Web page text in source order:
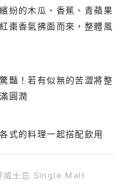
紛的木瓜、香蕉、青蘋果
棗香氣拂面而來，整體風
豔！若有似無的苦澀將整
圓潤
式的料理一起搭配飲用
威士忌 Single Malt